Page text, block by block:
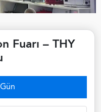
Fuarı – THY